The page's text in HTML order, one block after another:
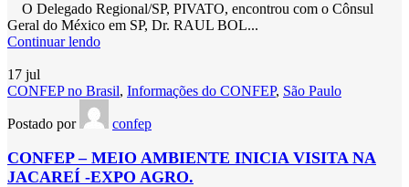
O Delegado Regional/SP, PIVATO, encontrou com o Cônsul
Geral do México em SP, Dr. RAUL BOL...
Continuar lendo
17 jul
CONFEP no Brasil, Informações do CONFEP, São Paulo
Postado por confep
CONFEP – MEIO AMBIENTE INICIA VISITA NA
JACAREÍ -EXPO AGRO.